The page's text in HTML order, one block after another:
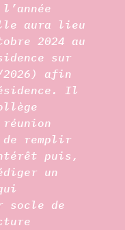
aura lieu
2024 au
sur
2026) afin
Il
de remplir
puis,
un
socle de